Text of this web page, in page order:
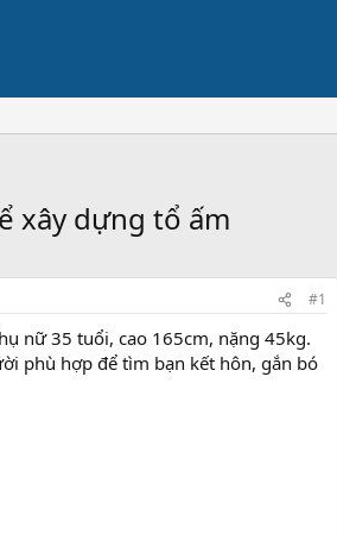
xây dựng tổ ấm
#1
nữ 35 tuổi, cao 165cm, nặng 45kg.
phù hợp để tìm bạn kết hôn, gắn bó